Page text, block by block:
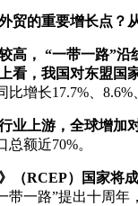
的重要增长点？
高， “一带一路”
看，我国对东盟国
增长17.7%、8.6%
上游，全球增加
额近70%。
（RCEP）国家将
一路”提出十周